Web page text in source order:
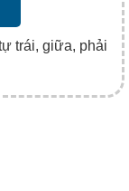
trái, giữa, phải